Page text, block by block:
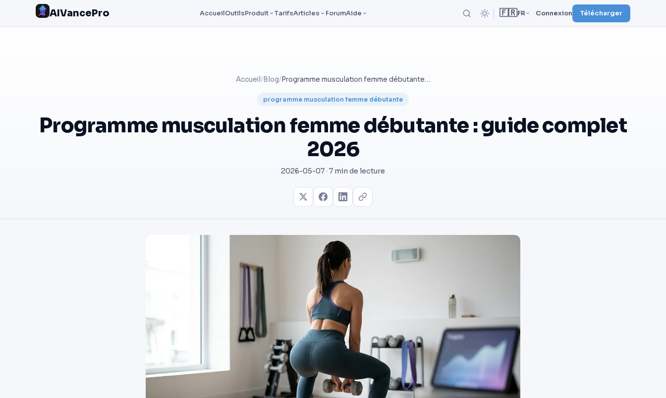
AIVancePro AccueilOutilsProduit TarifsArticles ForumAide 🇫🇷FR Connexion Télécharger
Accueil/ Blog/ Programme musculation femme débutante : guide complet 2026
programme musculation femme débutante
Programme musculation femme débutante : guide complet
2026
2026-05-07 · 7 min de lecture